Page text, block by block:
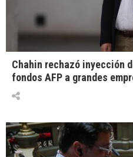
Chahin rechazó inyección
fondos AFP a grandes